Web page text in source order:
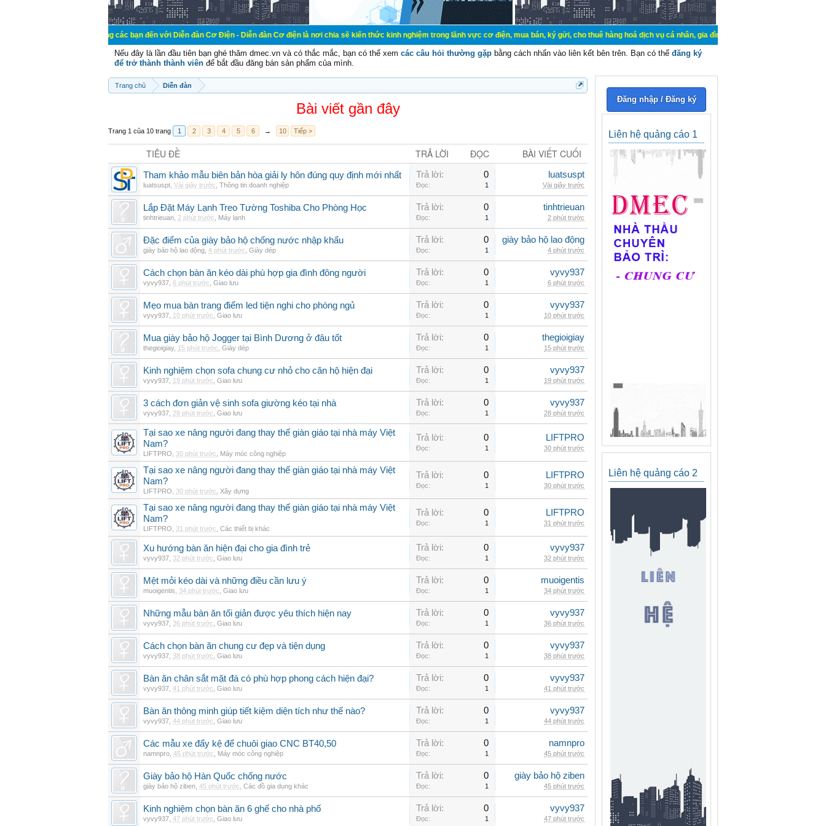
Chào mừng các bạn đến với Diễn đàn Cơ Điện - Diễn đàn Cơ điện là nơi chia sẽ kiến thức kinh nghiệm trong lãnh vực cơ điện, mua bán, ký gửi, cho thuê hàng hoá dịch vụ cá nhân, gia đình. Mua bán, ký gửi, cho thuê thiết bị
Nếu đây là lần đầu tiên bạn ghé thăm dmec.vn và có thắc mắc, bạn có thể xem các câu hỏi thường gặp bằng cách nhấn vào liên kết bên trên. Bạn có thể đăng ký
để trở thành thành viên để bắt đầu đăng bán sản phẩm của mình.
Trang chủ Diễn đàn
Bài viết gần đây
Trang 1 của 10 trang 1 2 3 4 5 6 → 10 Tiếp >
TIÊU ĐỀ TRẢ LỜI ĐỌC BÀI VIẾT CUỐI
Tham khảo mẫu biên bản hòa giải ly hôn đúng quy định mới nhất
luatsuspt Vài giây trước Thông tin doanh nghiệp
Trả lời: 0
Đọc: 1
luatsuspt
Vài giây trước
Lắp Đặt Máy Lạnh Treo Tường Toshiba Cho Phòng Học
tinhtrieuan 2 phút trước Máy lạnh
Trả lời: 0
Đọc: 1
tinhtrieuan
2 phút trước
Đặc điểm của giày bảo hộ chống nước nhập khẩu
giày bảo hộ lao động 4 phút trước Giày dép
Trả lời: 0
Đọc: 1
giày bảo hộ lao động
4 phút trước
Cách chọn bàn ăn kéo dài phù hợp gia đình đông người
vyvy937 6 phút trước Giao lưu
Trả lời: 0
Đọc: 1
vyvy937
6 phút trước
Mẹo mua bàn trang điểm led tiện nghi cho phòng ngủ
vyvy937 10 phút trước Giao lưu
Trả lời: 0
Đọc: 1
vyvy937
10 phút trước
Mua giày bảo hộ Jogger tại Bình Dương ở đâu tốt
thegioigiay, 15 phút trước Giày dép
Trả lời: 0
Đọc: 1
thegioigiay
15 phút trước
Kinh nghiệm chọn sofa chung cư nhỏ cho căn hộ hiện đại
vyvy937 19 phút trước Giao lưu
Trả lời: 0
Đọc: 1
vyvy937
19 phút trước
3 cách đơn giản vệ sinh sofa giường kéo tại nhà
vyvy937 28 phút trước Giao lưu
Trả lời: 0
Đọc: 1
vyvy937
28 phút trước
Tại sao xe nâng người đang thay thế giàn giáo tại nhà máy Việt
Nam?
LIFTPRO 30 phút trước Máy móc công nghiệp
Trả lời: 0
Đọc: 1
LIFTPRO
30 phút trước
Tại sao xe nâng người đang thay thế giàn giáo tại nhà máy Việt
Nam?
LIFTPRO 30 phút trước Xây dựng
Trả lời: 0
Đọc: 1
LIFTPRO
30 phút trước
Tại sao xe nâng người đang thay thế giàn giáo tại nhà máy Việt
Nam?
LIFTPRO 31 phút trước Các thiết bị khác
Trả lời: 0
Đọc: 1
LIFTPRO
31 phút trước
Xu hướng bàn ăn hiện đại cho gia đình trẻ
vyvy937 32 phút trước Giao lưu
Trả lời: 0
Đọc: 1
vyvy937
32 phút trước
Mệt mỏi kéo dài và những điều cần lưu ý
muoigentis 34 phút trước Giao lưu
Trả lời: 0
Đọc: 1
muoigentis
34 phút trước
Những mẫu bàn ăn tối giản được yêu thích hiện nay
vyvy937 36 phút trước Giao lưu
Trả lời: 0
Đọc: 1
vyvy937
36 phút trước
Cách chọn bàn ăn chung cư đẹp và tiện dụng
vyvy937 38 phút trước Giao lưu
Trả lời: 0
Đọc: 1
vyvy937
38 phút trước
Bàn ăn chân sắt mặt đá có phù hợp phong cách hiện đại?
vyvy937 41 phút trước Giao lưu
Trả lời: 0
Đọc: 1
vyvy937
41 phút trước
Bàn ăn thông minh giúp tiết kiệm diện tích như thế nào?
vyvy937 44 phút trước Giao lưu
Trả lời: 0
Đọc: 1
vyvy937
44 phút trước
Các mẫu xe đẩy kệ để chuôi giao CNC BT40,50
namnpro 45 phút trước Máy móc công nghiệp
Trả lời: 0
Đọc: 1
namnpro
45 phút trước
Giày bảo hộ Hàn Quốc chống nước
giày bảo hộ ziben 45 phút trước Các đồ gia dụng khác
Trả lời: 0
Đọc: 1
giày bảo hộ ziben
45 phút trước
Kinh nghiệm chọn bàn ăn 6 ghế cho nhà phố
vyvy937 47 phút trước Giao lưu
Trả lời: 0
Đọc: 1
vyvy937
47 phút trước
Đăng nhập / Đăng ký
Liên hệ quảng cáo 1
Liên hệ quảng cáo 2